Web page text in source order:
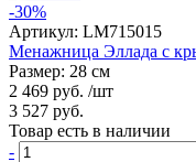
-30%
Артикул: LM715015
Менажница Эллада с
Размер: 28 см
2 469 руб. /шт
3 527 руб.
Товар есть в наличии
-